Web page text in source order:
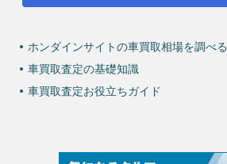
ホンダインサイトの車買取相場を調べる
車買取査定の基礎知識
車買取査定お役立ちガイド